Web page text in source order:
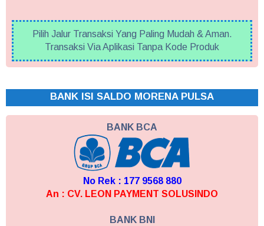
Pilih Jalur Transaksi Yang Paling Mudah & Aman.
Transaksi Via Aplikasi Tanpa Kode Produk
BANK ISI SALDO MORENA PULSA
BANK BCA
No Rek : 177 9568 880
An : CV. LEON PAYMENT SOLUSINDO
BANK BNI